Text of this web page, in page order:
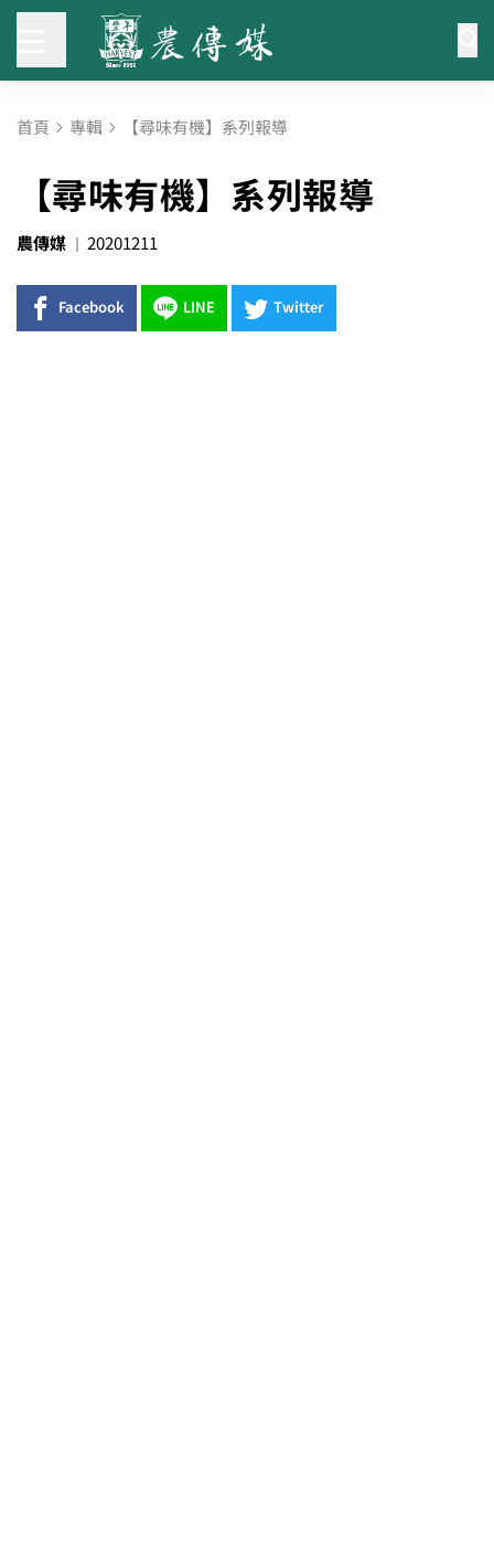
首頁 專輯 【尋味有機】系列報導
【尋味有機】系列報導
農傳媒 20201211
Facebook LINE Twitter